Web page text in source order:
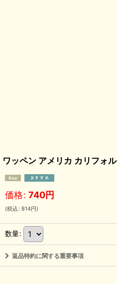
ワッペン アメリカ カリフォ
価格: 740円
(税込 : 814円)
数量:
返品特約に関する重要事項